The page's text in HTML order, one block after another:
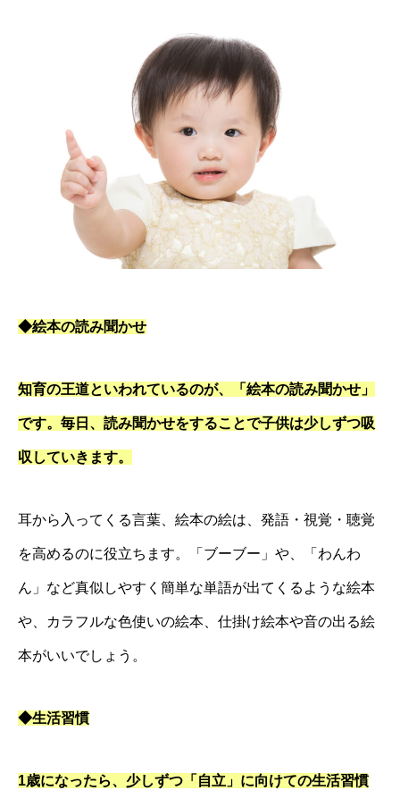
◆絵本の読み聞かせ
知育の王道といわれているのが、「絵本の読み聞かせ」
です。毎日、読み聞かせをすることで子供は少しずつ吸
収していきます。
耳から入ってくる言葉、絵本の絵は、発語・視覚・聴覚
を高めるのに役立ちます。「ブーブー」や、「わんわ
ん」など真似しやすく簡単な単語が出てくるような絵本
や、カラフルな色使いの絵本、仕掛け絵本や音の出る絵
本がいいでしょう。
◆生活習慣
1歳になったら、少しずつ「自立」に向けての生活習慣